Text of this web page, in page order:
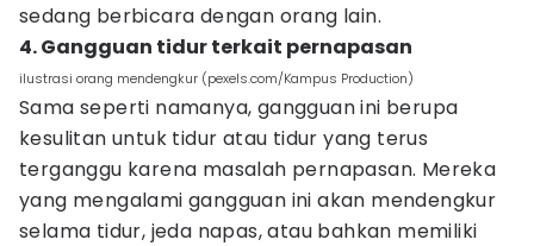
sedang berbicara dengan orang lain.
4. Gangguan tidur terkait pernapasan
ilustrasi orang mendengkur (pexels.com/Kampus Production)
Sama seperti namanya, gangguan ini berupa
kesulitan untuk tidur atau tidur yang terus
terganggu karena masalah pernapasan. Mereka
yang mengalami gangguan ini akan mendengkur
selama tidur, jeda napas, atau bahkan memiliki